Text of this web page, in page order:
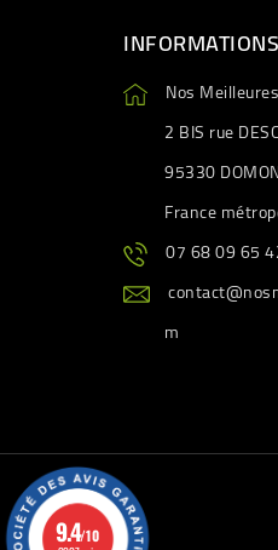
INFORMATIONS
Nos
2 BIS rue
95330
France
07 68 09 65
m
9.4/10